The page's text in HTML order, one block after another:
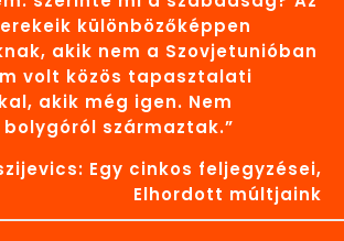
különbözőképpen
akik nem a Szovjetunióban
volt közös tapasztalati
akik még igen. Nem
származtak.”
Egy cinkos feljegyzései,
Elhordott múltjaink